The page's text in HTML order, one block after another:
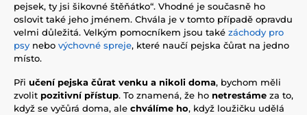
pejsek, ty jsi šikovné štěňátko“. Vhodné je současně ho
oslovit také jeho jménem. Chvála je v tomto případě opravdu
velmi důležitá. Velkým pomocníkem jsou také záchody pro
psy nebo výchovné spreje, které naučí pejska čůrat na jedno
místo.
Při učení pejska čůrat venku a nikoli doma, bychom měli
zvolit pozitivní přístup. To znamená, že ho netrestáme za to,
když se vyčůrá doma, ale chválíme ho, když loužičku udělá